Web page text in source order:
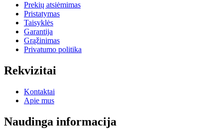
Prekių atsiėmimas
Pristatymas
Taisyklės
Garantija
Grąžinimas
Privatumo politika
Rekvizitai
Kontaktai
Apie mus
Naudinga informacija